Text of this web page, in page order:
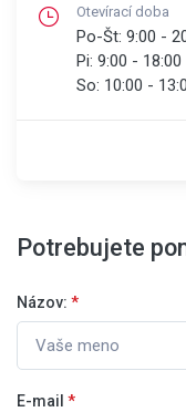
Otevírací doba
Po-Št: 9:00 -
Pi: 9:00 - 18:00
So: 10:00 -
Potrebujete
Názov: *
E-mail *